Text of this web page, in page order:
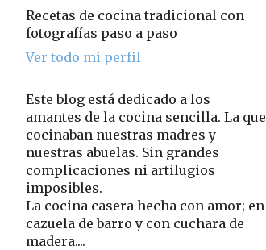
Recetas de cocina tradicional con
fotografías paso a paso
Ver todo mi perfil
Este blog está dedicado a los
amantes de la cocina sencilla. La que
cocinaban nuestras madres y
nuestras abuelas. Sin grandes
complicaciones ni artilugios
imposibles.
La cocina casera hecha con amor; en
cazuela de barro y con cuchara de
madera....